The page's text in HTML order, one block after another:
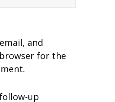
and
for the
up